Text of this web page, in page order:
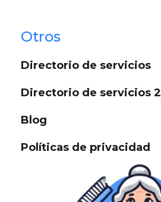
Otros
Directorio de servicios
Directorio de servicios 2
Blog
Políticas de privacidad